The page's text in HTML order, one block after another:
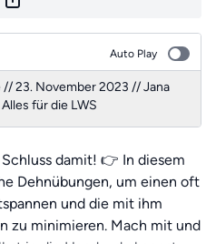
Auto Play
23. November 2023 // Jana
für die LWS
damit! 👉 In diesem
Dehnübungen, um einen oft
und die mit ihm
zu minimieren. Mach mit und